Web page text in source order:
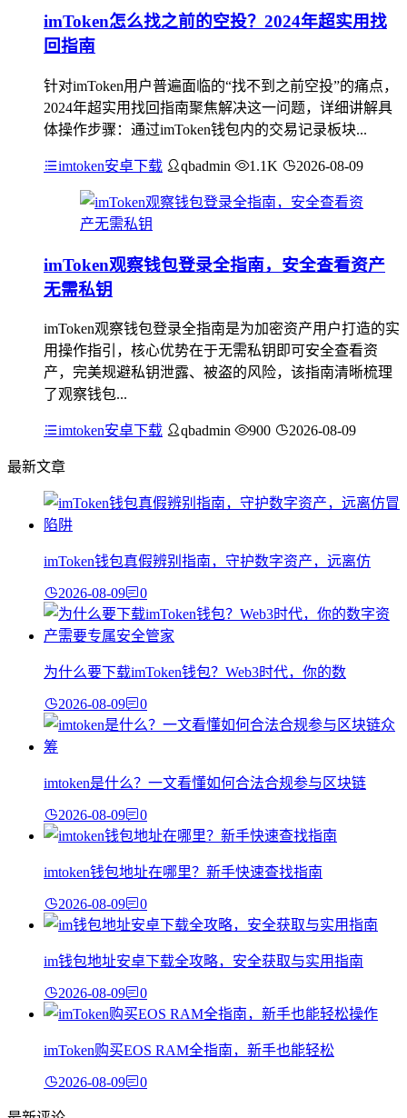
imToken怎么找之前的空投？2024年超实用找
回指南
针对imToken用户普遍面临的“找不到之前空投”的痛点，
2024年超实用找回指南聚焦解决这一问题，详细讲解具
体操作步骤：通过imToken钱包内的交易记录板块...
imtoken安卓下载 qbadmin 1.1K 2026-08-09
imToken观察钱包登录全指南，安全查看资产
无需私钥
imToken观察钱包登录全指南是为加密资产用户打造的实
用操作指引，核心优势在于无需私钥即可安全查看资
产，完美规避私钥泄露、被盗的风险，该指南清晰梳理
了观察钱包...
imtoken安卓下载 qbadmin 900 2026-08-09
最新文章
imToken钱包真假辨别指南，守护数字资产，远离仿
2026-08-09 0
为什么要下载imToken钱包？Web3时代，你的数
2026-08-09 0
imtoken是什么？一文看懂如何合法合规参与区块链
2026-08-09 0
imtoken钱包地址在哪里？新手快速查找指南
2026-08-09 0
im钱包地址安卓下载全攻略，安全获取与实用指南
2026-08-09 0
imToken购买EOS RAM全指南，新手也能轻松
2026-08-09 0